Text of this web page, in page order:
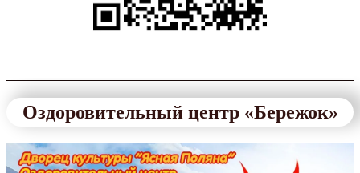
Оздоровительный центр «Бережок»